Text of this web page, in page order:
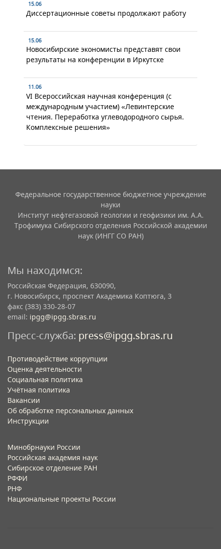
15.06
Диссертационные советы продолжают работу
15.06
Новосибирские экономисты представят свои
результаты на конференции в Иркутске
11.06
VI Всероссийская научная конференция (с
международным участием) «Левинтерские
чтения. Переработка углеводородного сырья.
Комплексные решения»
Федеральное государственное бюджетное учреждение
науки
Институт нефтегазовой геологии и геофизики им. А.А.
Трофимука Сибирского отделения Российской академии
наук (ИНГГ СО РАН)
Мы находимся:
Российская Федерация, 630090,
г. Новосибирск, проспект Академика Коптюга, 3
факс (383) 330-28-07
email: ipgg@ipgg.sbras.ru
Пресс-служба: press@ipgg.sbras.ru
Противодействие коррупции
Оценка деятельности
Социальная политика
Учётная политика​
Вакансии​
Об обработке персональных данных​
Инструкции​
Минобрнауки России
Российская академия наук
Сибирское отделение РАН
РФФИ
РНФ
Национальные проекты России